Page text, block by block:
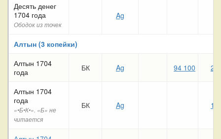
Десять денег
1704 года
Ободок из точек
Ag
Алтын (3 копейки)
Алтын 1704
года
БК Ag 94 100 21
Алтын 1704
года
«•Б•К•». «Б» не
читается
БК Ag 18